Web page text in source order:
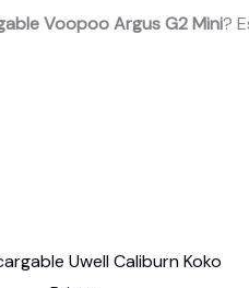
Voopoo Argus G2 Mini?